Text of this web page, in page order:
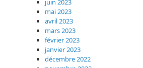
mai 2023
avril 2023
mars 2023
février 2023
janvier 2023
décembre 2022